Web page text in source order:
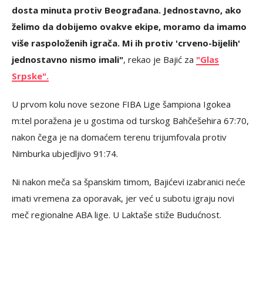
dosta minuta protiv Beograđana. Jednostavno, ako
želimo da dobijemo ovakve ekipe, moramo da imamo
više raspoloženih igrača. Mi ih protiv 'crveno-bijelih'
jednostavno nismo imali", rekao je Bajić za "Glas
Srpske".
U prvom kolu nove sezone FIBA Lige šampiona Igokea
m:tel poražena je u gostima od turskog Bahčešehira 67:70,
nakon čega je na domaćem terenu trijumfovala protiv
Nimburka ubjedljivo 91:74.
Ni nakon meča sa španskim timom, Bajićevi izabranici neće
imati vremena za oporavak, jer već u subotu igraju novi
meč regionalne ABA lige. U Laktaše stiže Budućnost.